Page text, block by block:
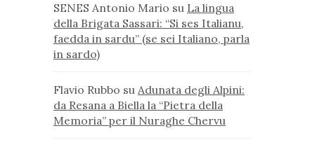
SENES Antonio Mario su La lingua
della Brigata Sassari: “Si ses Italianu,
faedda in sardu” (se sei Italiano, parla
in sardo)
Flavio Rubbo su Adunata degli Alpini:
da Resana a Biella la “Pietra della
Memoria” per il Nuraghe Chervu